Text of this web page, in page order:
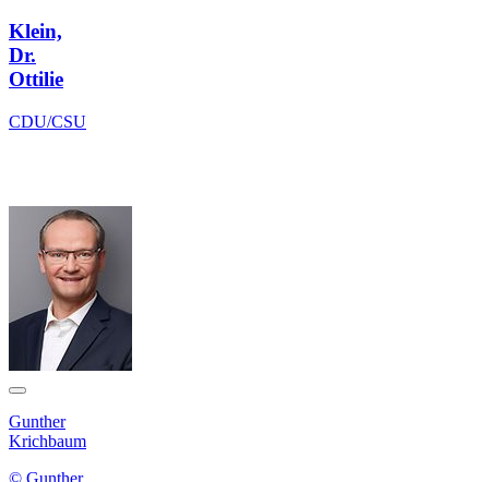
Klein,
Dr.
Ottilie
CDU/CSU
Gunther
Krichbaum